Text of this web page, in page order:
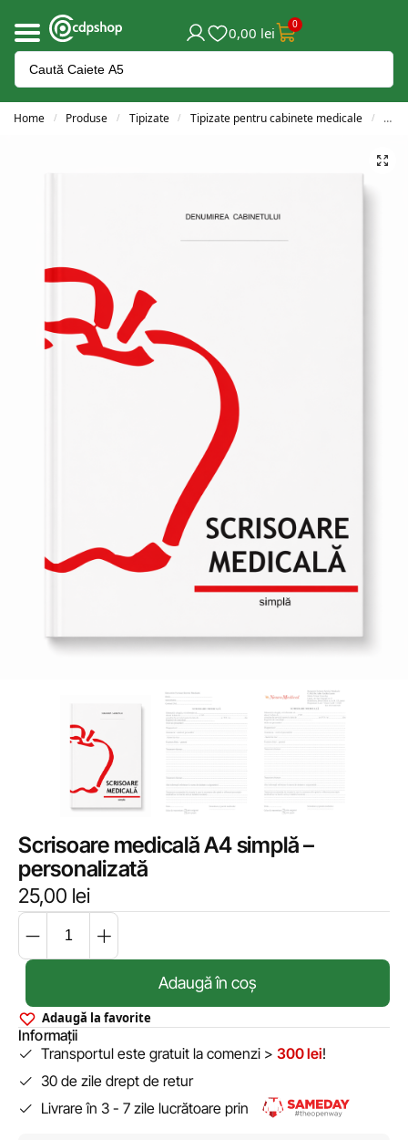
0,00 lei 0
Home / Produse / Tipizate / Tipizate pentru cabinete medicale /
Scrisoare medicală A4 simplă –
personalizată
25,00 lei
Adaugă în coș
Adaugă la favorite
Informații
Transportul este gratuit la comenzi > 300 lei!
30 de zile drept de retur
Livrare în 3 - 7 zile lucrătoare prin